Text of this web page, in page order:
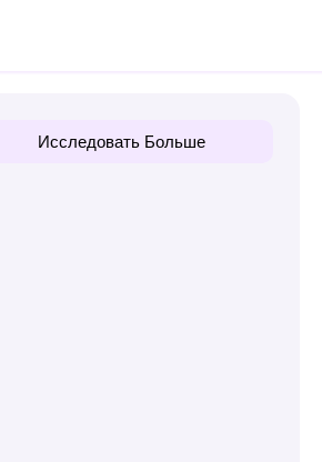
Исследовать Больше